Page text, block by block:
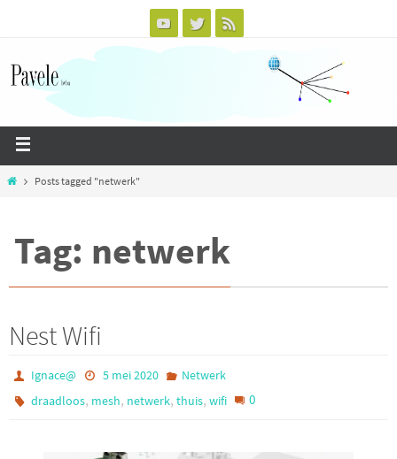
Posts tagged "netwerk"
Tag: netwerk
Nest Wifi
Ignace@ 5 mei 2020
Netwerk
draadloos, mesh, netwerk,thuis,wifi 0